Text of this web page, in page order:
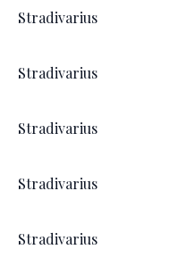
Stradivarius
Stradivarius
Stradivarius
Stradivarius
Stradivarius